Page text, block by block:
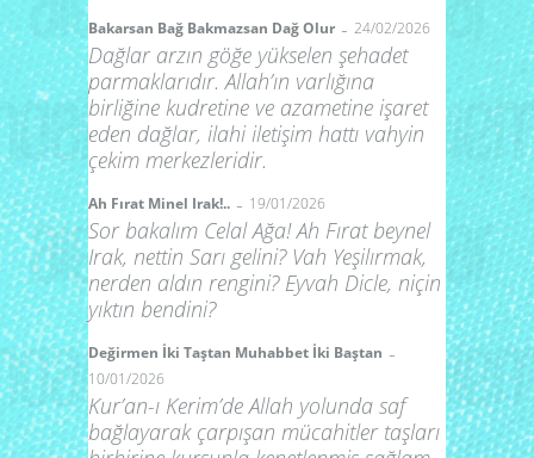
Bakarsan Bağ Bakmazsan Dağ Olur - 24/02/2026
Dağlar arzın göğe yükselen şehadet
parmaklarıdır. Allah’ın varlığına
birliğine kudretine ve azametine işaret
eden dağlar, ilahi iletişim hattı vahyin
çekim merkezleridir.
Ah Fırat Minel Irak!.. - 19/01/2026
Sor bakalım Celal Ağa! Ah Fırat beynel
Irak, nettin Sarı gelini? Vah Yeşilırmak,
nerden aldın rengini? Eyvah Dicle, niçin
yıktın bendini?
Değirmen İki Taştan Muhabbet İki Baştan -
10/01/2026
Kur’an-ı Kerim’de Allah yolunda saf
bağlayarak çarpışan mücahitler taşları